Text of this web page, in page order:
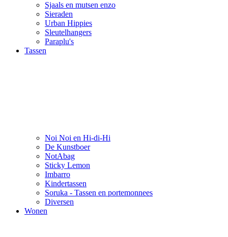
Sjaals en mutsen enzo
Sieraden
Urban Hippies
Sleutelhangers
Paraplu's
Tassen
Noi Noi en Hi-di-Hi
De Kunstboer
NotAbag
Sticky Lemon
Imbarro
Kindertassen
Soruka - Tassen en portemonnees
Diversen
Wonen